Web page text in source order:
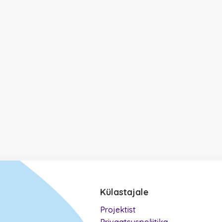
Külastajale
Projektist